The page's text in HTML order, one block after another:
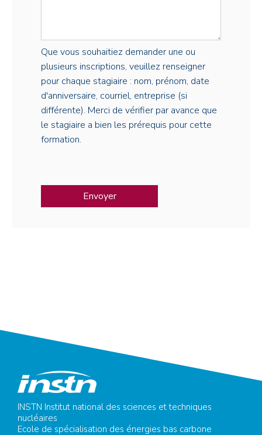
Que vous souhaitiez demander une ou
plusieurs inscriptions, veuillez renseigner
pour chaque stagiaire : nom, prénom, date
d'anniversaire, courriel, entreprise (si
différente). Merci de vérifier par avance que
le stagiaire a bien les prérequis pour cette
formation.
INSTN Institut national des sciences et techniques
nucléaires
Ecole de spécialisation des énergies bas carbone